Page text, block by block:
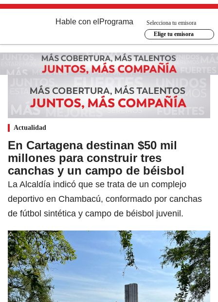
Hable con el Programa
Selecciona tu emisora
Elige tu emisora
Actualidad
En Cartagena destinan $50 mil
millones para construir tres
canchas y un campo de béisbol
La Alcaldía indicó que se trata de un complejo
deportivo en Chambacú, conformado por canchas
de fútbol sintética y campo de béisbol juvenil.